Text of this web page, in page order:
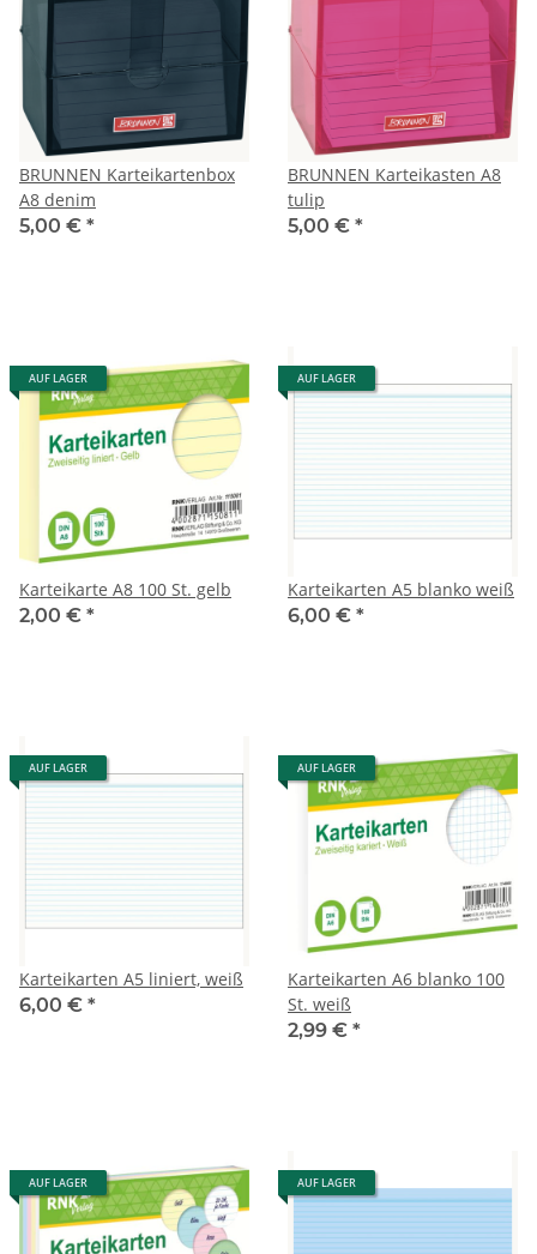
BRUNNEN Karteikartenbox
A8 denim
5,00 € *
BRUNNEN Karteikasten A8
tulip
5,00 € *
AUF LAGER
Karteikarte A8 100 St. gelb
2,00 € *
AUF LAGER
Karteikarten A5 blanko weiß
6,00 € *
AUF LAGER
Karteikarten A5 liniert, weiß
6,00 € *
AUF LAGER
Karteikarten A6 blanko 100
St. weiß
2,99 € *
AUF LAGER AUF LAGER